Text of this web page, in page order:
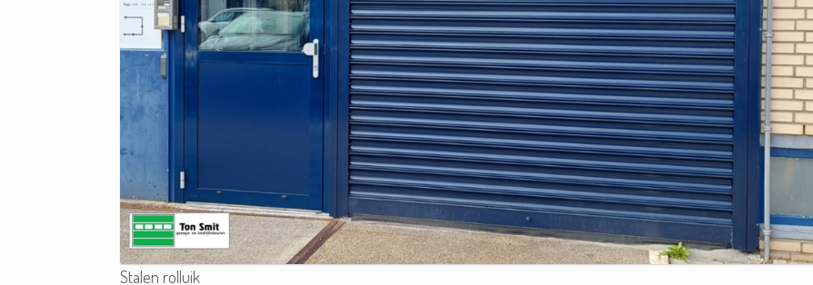
Stalen rolluik